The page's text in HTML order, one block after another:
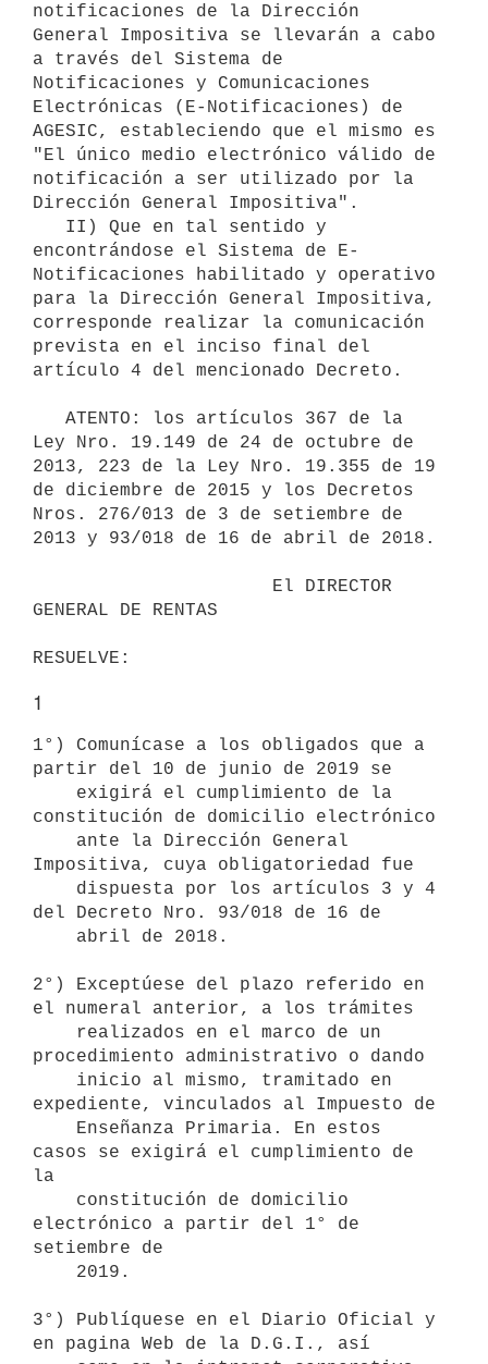
notificaciones de la Dirección
General Impositiva se llevarán a cabo
a través del Sistema de
Notificaciones y Comunicaciones
Electrónicas (E-Notificaciones) de
AGESIC, estableciendo que el mismo es
"El único medio electrónico válido de
notificación a ser utilizado por la
Dirección General Impositiva".
encontrándose el Sistema de E-
Notificaciones habilitado y operativo
para la Dirección General Impositiva,
corresponde realizar la comunicación
prevista en el inciso final del
artículo 4 del mencionado Decreto.
Ley Nro. 19.149 de 24 de octubre de
2013, 223 de la Ley Nro. 19.355 de 19
de diciembre de 2015 y los Decretos
Nros. 276/013 de 3 de setiembre de
2013 y 93/018 de 16 de abril de 2018.
GENERAL DE RENTAS
1
1°) Comunícase a los obligados que a
partir del 10 de junio de 2019 se
constitución de domicilio electrónico
Impositiva, cuya obligatoriedad fue
del Decreto Nro. 93/018 de 16 de
2°) Exceptúese del plazo referido en
el numeral anterior, a los trámites
procedimiento administrativo o dando
expediente, vinculados al Impuesto de
casos se exigirá el cumplimiento de
la
electrónico a partir del 1° de
setiembre de
3°) Publíquese en el Diario Oficial y
en pagina Web de la D.G.I., así